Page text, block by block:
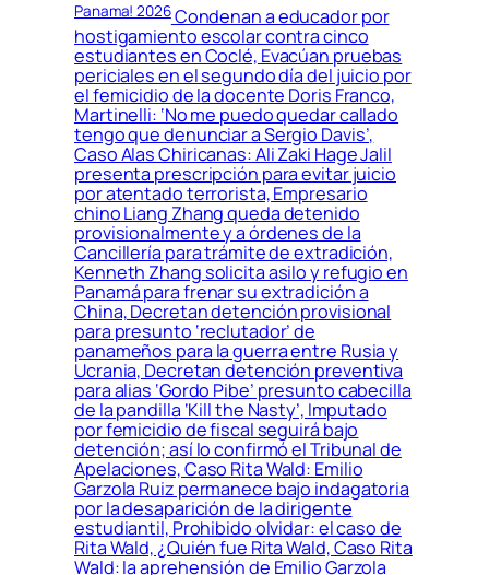
Panama! 2026Condenan a educador por
hostigamiento escolar contra cinco
estudiantes en Coclé, Evacúan pruebas
periciales en el segundo día del juicio por
el femicidio de la docente Doris Franco,
Martinelli: ‘No me puedo quedar callado
tengo que denunciar a Sergio Davis’,
Caso Alas Chiricanas: Ali Zaki Hage Jalil
presenta prescripción para evitar juicio
por atentado terrorista, Empresario
chino Liang Zhang queda detenido
provisionalmente y a órdenes de la
Cancillería para trámite de extradición,
Kenneth Zhang solicita asilo y refugio en
Panamá para frenar su extradición a
China, Decretan detención provisional
para presunto ‘reclutador’ de
panameños para la guerra entre Rusia y
Ucrania, Decretan detención preventiva
para alias ‘Gordo Pibe’ presunto cabecilla
de la pandilla ‘Kill the Nasty’, Imputado
por femicidio de fiscal seguirá bajo
detención; así lo confirmó el Tribunal de
Apelaciones, Caso Rita Wald: Emilio
Garzola Ruiz permanece bajo indagatoria
por la desaparición de la dirigente
estudiantil, Prohibido olvidar: el caso de
Rita Wald, ¿Quién fue Rita Wald, Caso Rita
Wald: la aprehensión de Emilio Garzola